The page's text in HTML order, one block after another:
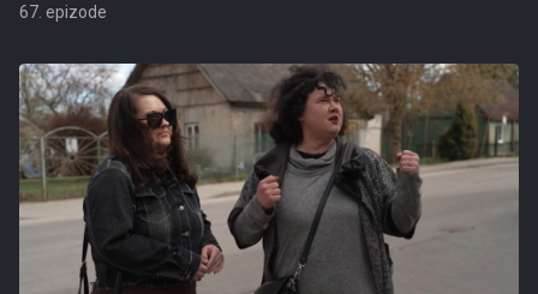
67. epizode